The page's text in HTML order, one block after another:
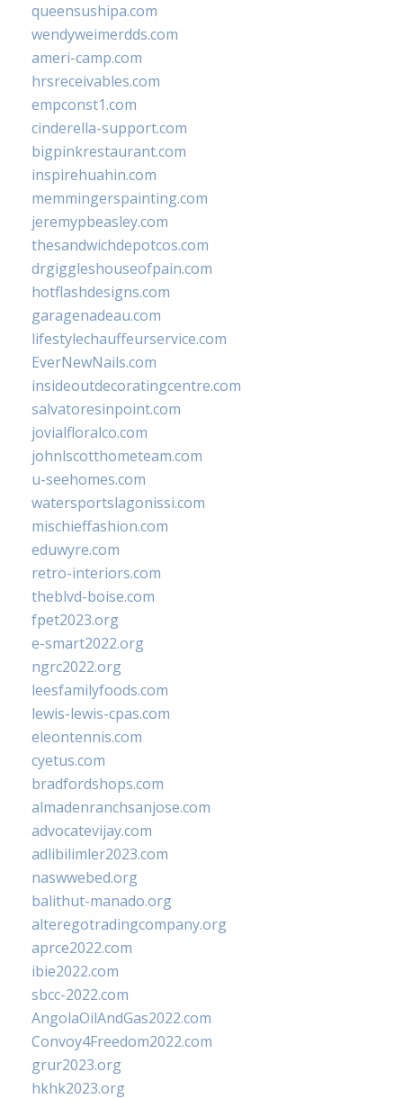
queensushipa.com
wendyweimerdds.com
ameri-camp.com
hrsreceivables.com
empconst1.com
cinderella-support.com
bigpinkrestaurant.com
inspirehuahin.com
memmingerspainting.com
jeremypbeasley.com
thesandwichdepotcos.com
drgiggleshouseofpain.com
hotflashdesigns.com
garagenadeau.com
lifestylechauffeurservice.com
EverNewNails.com
insideoutdecoratingcentre.com
salvatoresinpoint.com
jovialfloralco.com
johnlscotthometeam.com
u-seehomes.com
watersportslagonissi.com
mischieffashion.com
eduwyre.com
retro-interiors.com
theblvd-boise.com
fpet2023.org
e-smart2022.org
ngrc2022.org
leesfamilyfoods.com
lewis-lewis-cpas.com
eleontennis.com
cyetus.com
bradfordshops.com
almadenranchsanjose.com
advocatevijay.com
adlibilimler2023.com
naswwebed.org
balithut-manado.org
alteregotradingcompany.org
aprce2022.com
ibie2022.com
sbcc-2022.com
AngolaOilAndGas2022.com
Convoy4Freedom2022.com
grur2023.org
hkhk2023.org